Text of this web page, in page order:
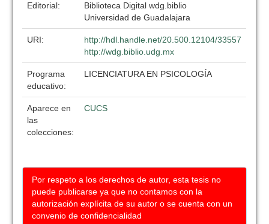
Editorial:
Biblioteca Digital wdg.biblio
Universidad de Guadalajara
URI:
http://hdl.handle.net/20.500.12104/33557
http://wdg.biblio.udg.mx
Programa
educativo:
LICENCIATURA EN PSICOLOGÍA
Aparece en
las
colecciones:
CUCS
Por respeto a los derechos de autor, esta tesis no
puede publicarse ya que no contamos con la
autorización explícita de su autor o se cuenta con un
convenio de confidencialidad